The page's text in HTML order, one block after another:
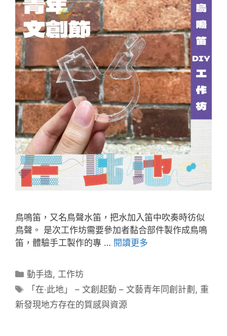
鳥鳴笛，又名鳥聲水笛，把水加入笛中吹奏時彷似
鳥聲。 是次工作坊需要參加者黏合部件製作成鳥鳴
笛，體驗手工製作的專 … 閱讀更多
動手造, 工作坊
「在‧此地」 – 文創起動 – 文藝青年同創計劃​ , 重
新發現地方存在的質感與資源